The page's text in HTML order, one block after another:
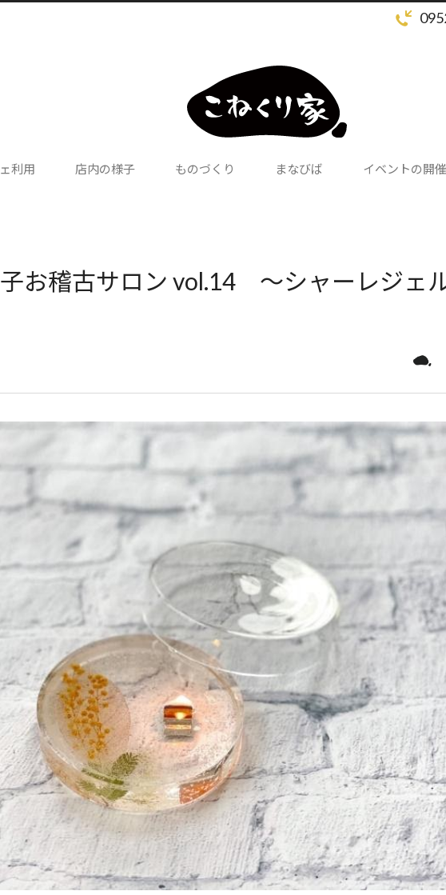
利用 店内の様子 ものづくり まなびば イベントの開催
お稽古サロン vol.14 〜シャーレジェ